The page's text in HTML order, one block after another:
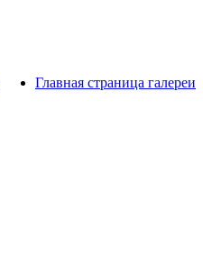
Главная страница галереи